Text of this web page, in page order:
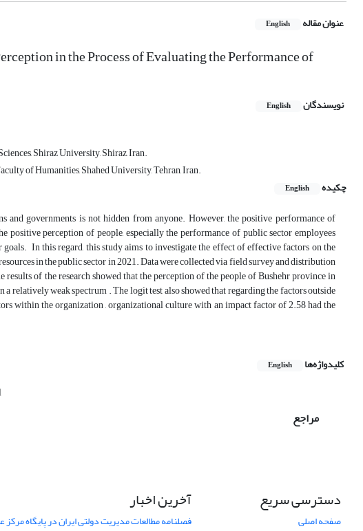
عنوان مقاله English
in the Process of Evaluating the Performance of
نویسندگان English
Shiraz University, Shiraz, Iran.
of Humanities, Shahed University, Tehran, Iran.
چکیده
English
and governments is not hidden from anyone. However, the positive performance of
positive perception of people, especially the performance of public sector employees
In this regard, this study aims to investigate the effect of effective factors on the
in the public sector in 2021. Data were collected via field survey and distribution
of the research showed that the perception of the people of Bushehr province in
relatively weak spectrum . The logit test also showed that regarding the factors outside
within the organization , organizational culture with an impact factor of 2.58 had the
کلیدواژه‌ها English
مراجع
دسترسی سریع
صفحه اصلی
آخرین اخبار
فصلنامه مطالعات مدیریت دولتی ایران در پایگاه مرکز